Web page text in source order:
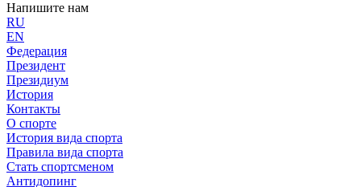
Напишите нам
RU
EN
Федерация
Президент
Президиум
История
Контакты
О спорте
История вида спорта
Правила вида спорта
Стать спортсменом
Антидопинг